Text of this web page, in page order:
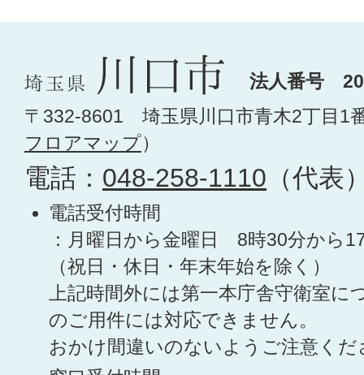
法人番号
〒332-8601 埼玉県川口市青木2丁目1
フロアマップ）
電話： 048-258-1110 （代表
電話受付時間
：月曜日から金曜日 8時30分から
（祝日・休日・年末年始を除く）
上記時間外には第一本庁舎守衛室に
のご用件には対応できません。
おかけ間違いのないようご注意くだ